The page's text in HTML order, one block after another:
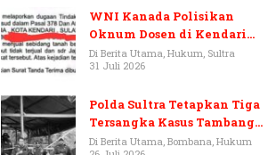
WNI Kanada Polisikan
Oknum Dosen di Kendari
Terkait Aset Puluhan Miliar
Di Berita Utama, Hukum, Sultra
31 Juli 2026
Polda Sultra Tetapkan Tiga
Tersangka Kasus Tambang
Emas Ilegal di Bombana
Di Berita Utama, Bombana, Hukum